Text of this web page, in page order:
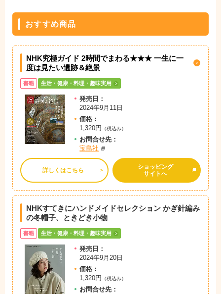
おすすめ商品
NHK究極ガイド 2時間でまわる★★★ 一生に一
度は見たい遺跡＆絶景
書籍 生活・健康・料理・趣味実用
発売日：
2024年9月11日
価格：
1,320円
（税込み）
お問合せ先：
宝島社
詳しくはこちら
ショッピング
サイトへ
NHKすてきにハンドメイドセレクション かぎ針編み
の冬帽子、ときどき小物
書籍 生活・健康・料理・趣味実用
発売日：
2024年9月20日
価格：
1,320円
（税込み）
お問合せ先：